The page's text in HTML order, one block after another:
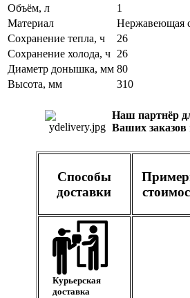
Объём, л
1
Материал
Нержавеющая
Сохранение тепла, ч
26
Сохранение холода, ч 26
Диаметр донышка, мм 80
Высота, мм
310
Наш партнёр
Ваших заказов
Способы
доставки
Курьерская
доставка